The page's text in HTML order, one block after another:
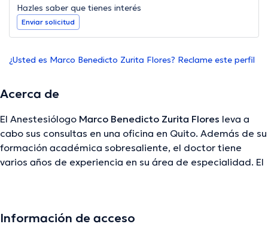
Hazles saber que tienes interés
Enviar solicitud
¿Usted es Marco Benedicto Zurita Flores? Reclame este perfil
Acerca de
El Anestesiólogo Marco Benedicto Zurita Flores leva a
cabo sus consultas en una oficina en Quito. Además de su
formación académica sobresaliente, el doctor tiene
varios años de experiencia en su área de especialidad. El
Benedicto Zurita Flores ha contribuido en considerables
Información de acceso